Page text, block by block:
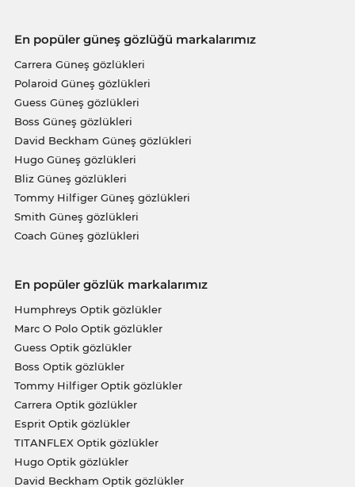
En popüler güneş gözlüğü markalarımız
Carrera Güneş gözlükleri
Polaroid Güneş gözlükleri
Guess Güneş gözlükleri
Boss Güneş gözlükleri
David Beckham Güneş gözlükleri
Hugo Güneş gözlükleri
Bliz Güneş gözlükleri
Tommy Hilfiger Güneş gözlükleri
Smith Güneş gözlükleri
Coach Güneş gözlükleri
En popüler gözlük markalarımız
Humphreys Optik gözlükler
Marc O Polo Optik gözlükler
Guess Optik gözlükler
Boss Optik gözlükler
Tommy Hilfiger Optik gözlükler
Carrera Optik gözlükler
Esprit Optik gözlükler
TITANFLEX Optik gözlükler
Hugo Optik gözlükler
David Beckham Optik gözlükler